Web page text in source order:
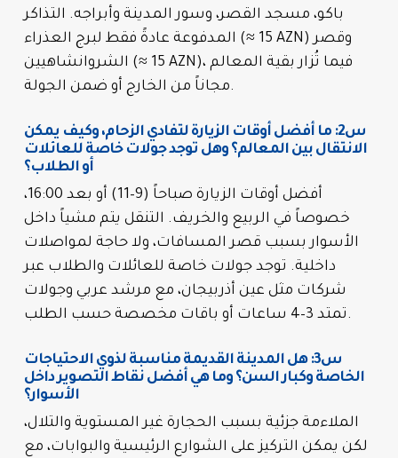
باكو، مسجد القصر، وسور المدينة وأبراجه. التذاكر
المدفوعة عادةً فقط لبرج العذراء (≈ 15 AZN) وقصر
الشروانشاهيين (≈ 15 AZN)، فيما تُزار بقية المعالم
مجاناً من الخارج أو ضمن الجولة.
س2: ما أفضل أوقات الزيارة لتفادي الزحام، وكيف يمكن
الانتقال بين المعالم؟ وهل توجد جولات خاصة للعائلات
أو الطلاب؟
أفضل أوقات الزيارة صباحاً (9–11) أو بعد 16:00،
خصوصاً في الربيع والخريف. التنقل يتم مشياً داخل
الأسوار بسبب قصر المسافات، ولا حاجة لمواصلات
داخلية. توجد جولات خاصة للعائلات والطلاب عبر
شركات مثل عين أذربيجان، مع مرشد عربي وجولات
تمتد 3–4 ساعات أو باقات مخصصة حسب الطلب.
س3: هل المدينة القديمة مناسبة لذوي الاحتياجات
الخاصة وكبار السن؟ وما هي أفضل نقاط التصوير داخل
الأسوار؟
الملاءمة جزئية بسبب الحجارة غير المستوية والتلال،
لكن يمكن التركيز على الشوارع الرئيسية والبوابات، مع